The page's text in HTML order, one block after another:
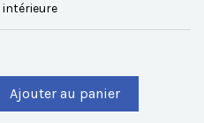
intérieure
Ajouter au panier